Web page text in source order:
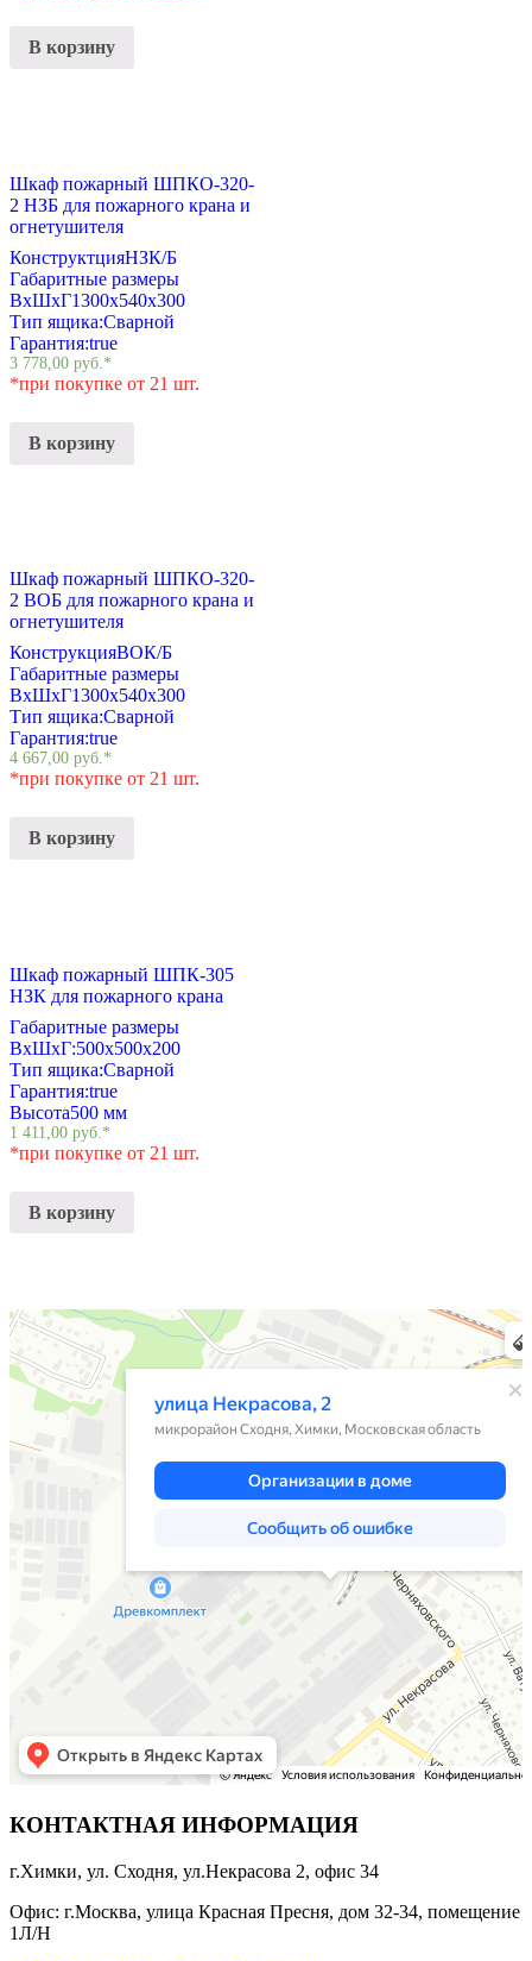
В корзину
Шкаф пожарный ШПКО-320-
2 НЗБ для пожарного крана и
огнетушителя
КонструктцияНЗК/Б
Габаритные размеры
ВхШхГ1300х540х300
Тип ящика:Сварной
Гарантия:true
3 778,00 руб. *
*при покупке от 21 шт.
В корзину
Шкаф пожарный ШПКО-320-
2 ВОБ для пожарного крана и
огнетушителя
КонструкцияВОК/Б
Габаритные размеры
ВхШхГ1300х540х300
Тип ящика:Сварной
Гарантия:true
4 667,00 руб.*
*при покупке от 21 шт.
В корзину
Шкаф пожарный ШПК-305
НЗК для пожарного крана
Габаритные размеры
ВхШхГ:500х500х200
Тип ящика:Сварной
Гарантия:true
Высота500 мм
1 411,00 руб. *
*при покупке от 21 шт.
В корзину
Химки
Яндекс Карты — транспорт, навигация, поиск мест
КОНТАКТНАЯ ИНФОРМАЦИЯ
г.Химки, ул. Сходня, ул.Некрасова 2, офис 34
Офис: г.Москва, улица Красная Пресня, дом 32-34, помещение
1Л/Н